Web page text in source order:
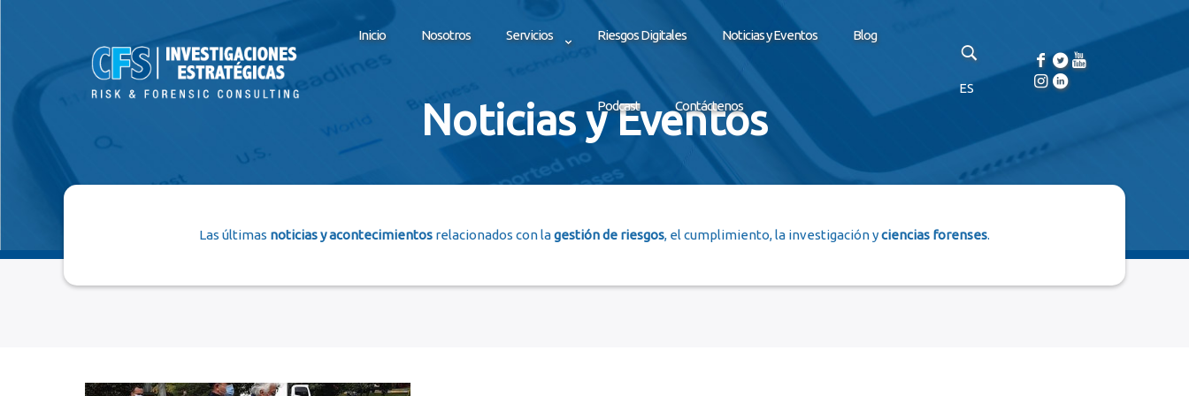
Inicio Nosotros Servicios Riesgos Digitales Noticias y Eventos Blog
Podcast Contáctenos
ES
Noticias y Eventos
Las últimas noticias y acontecimientos relacionados con lagestión de riesgos, el cumplimiento, la investigación yciencias forenses.